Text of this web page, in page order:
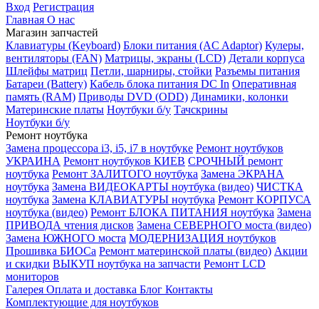
Вход Регистрация
Главная О нас
Магазин запчастей
Клавиатуры (Keyboard) Блоки питания (AC Adaptor) Кулеры,
вентиляторы (FAN) Матрицы, экраны (LCD) Детали корпуса
Шлейфы матриц Петли, шарниры, стойки Разъемы питания
Батареи (Battery) Кабель блока питания DC In Оперативная
память (RAM) Приводы DVD (ODD) Динамики, колонки
Материнские платы Ноутбуки б/у Тачскрины
Ноутбуки б/у
Ремонт ноутбука
Замена процессора i3, i5, i7 в ноутбуке Ремонт ноутбуков
УКРАИНА Ремонт ноутбуков КИЕВ СРОЧНЫЙ ремонт
ноутбука Ремонт ЗАЛИТОГО ноутбука Замена ЭКРАНА
ноутбука Замена ВИДЕОКАРТЫ ноутбука (видео) ЧИСТКА
ноутбука Замена КЛАВИАТУРЫ ноутбука Ремонт КОРПУСА
ноутбука (видео) Ремонт БЛОКА ПИТАНИЯ ноутбука Замена
ПРИВОДА чтения дисков Замена СЕВЕРНОГО моста (видео)
Замена ЮЖНОГО моста МОДЕРНИЗАЦИЯ ноутбуков
Прошивка БИОСа Ремонт материнской платы (видео) Акции
и скидки ВЫКУП ноутбука на запчасти Ремонт LCD
мониторов
Галерея Оплата и доставка Блог Контакты
Комплектующие для ноутбуков